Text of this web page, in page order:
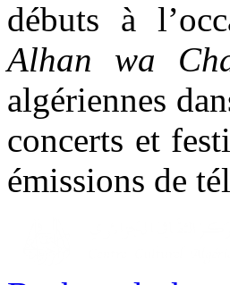
débuts à
Alhan wa
algériennes
concerts et
émissions de